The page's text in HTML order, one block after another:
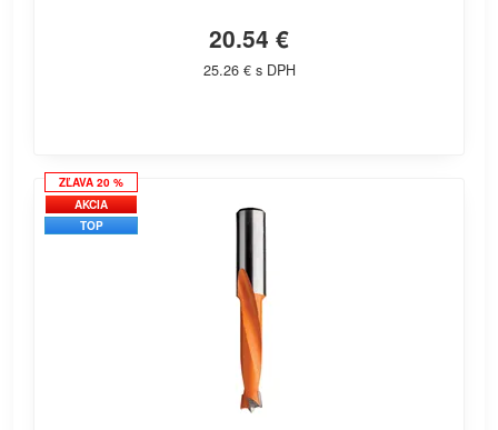
20.54 €
25.26 € s DPH
ZĽAVA 20 %
AKCIA
TOP